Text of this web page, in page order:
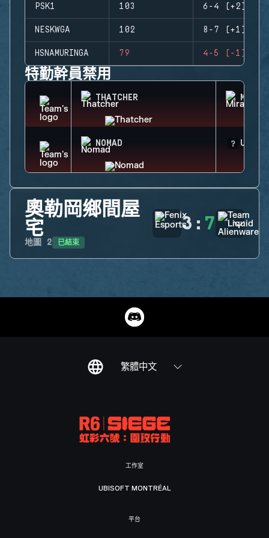
PSK1 103 6-4 (+2)
NESKWGA 102 8-7 (+1)
HSNAMURINGA 79 4-5 (-1)
特勤幹員禁用
THATCHER MIRA
NOMAD
奧勒岡鄉間屋
宅
地圖 2 已結束
3 : 7
繁體中文
工作室
UBISOFT MONTRÉAL
平台